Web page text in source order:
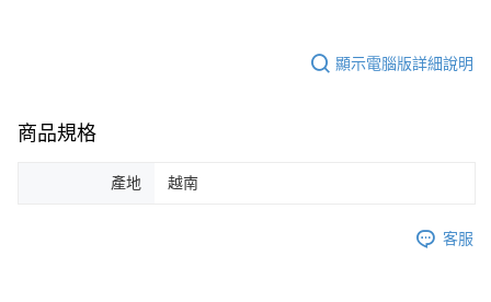
顯示電腦版詳細說明
商品規格
產地 越南
客服